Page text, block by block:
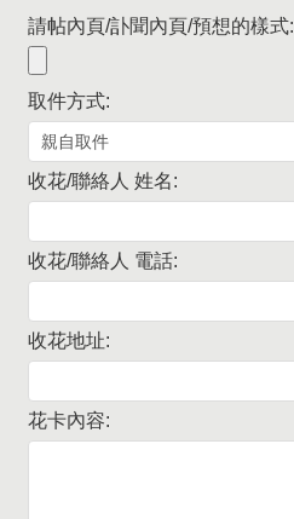
請帖內頁/訃聞內頁/預想的樣式:
取件方式:
收花/聯絡人 姓名:
收花/聯絡人 電話:
收花地址:
花卡內容: